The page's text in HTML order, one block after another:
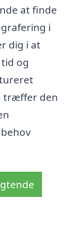
at finde
i
dig i at
og
træffer den